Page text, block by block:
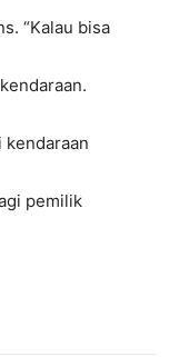
“Kalau bisa
pemilik